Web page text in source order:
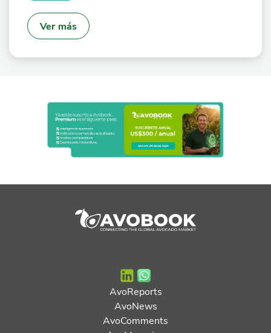
Ver más
AvoReports
AvoNews
AvoComments